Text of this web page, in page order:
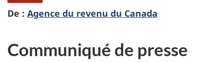
De : Agence du revenu du Canada
Communiqué de presse